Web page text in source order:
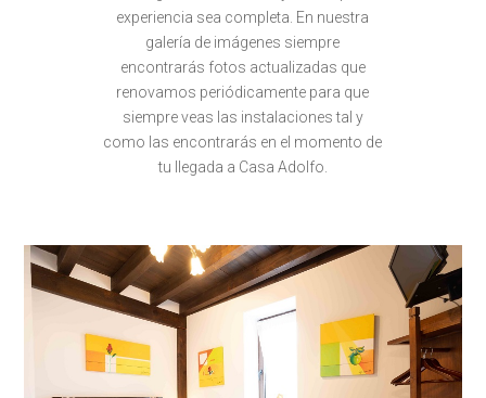
experiencia sea completa. En nuestra
galería de imágenes siempre
encontrarás fotos actualizadas que
renovamos periódicamente para que
siempre veas las instalaciones tal y
como las encontrarás en el momento de
tu llegada a Casa Adolfo.